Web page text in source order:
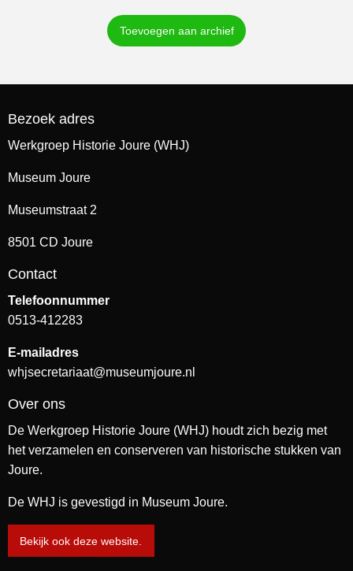
Toevoegen aan archief
Bezoek adres
Werkgroep Historie Joure (WHJ)
Museum Joure
Museumstraat 2
8501 CD Joure
Contact
Telefoonnummer
0513-412283
E-mailadres
whjsecretariaat@museumjoure.nl
Over ons
De Werkgroep Historie Joure (WHJ) houdt zich bezig met
het verzamelen en conserveren van historische stukken van
Joure.
De WHJ is gevestigd in Museum Joure.
Bekijk ook deze website.